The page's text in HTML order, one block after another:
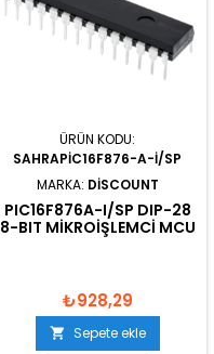
ÜRÜN KODU:
SAHRAPIC16F876-A-I/SP
MARKA: DISCOUNT
PIC16F876A-I/SP DIP-28
8-BIT MIKROIŞLEMCI MCU
₺928,29
 Sepete ekle